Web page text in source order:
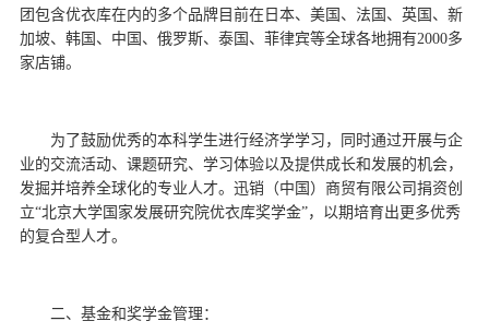
团包含优衣库在内的多个品牌目前在日本、美国、法国、英国、新
加坡、韩国、中国、俄罗斯、泰国、菲律宾等全球各地拥有2000多
家店铺。
为了鼓励优秀的本科学生进行经济学学习，同时通过开展与企
业的交流活动、课题研究、学习体验以及提供成长和发展的机会，
发掘并培养全球化的专业人才。迅销（中国）商贸有限公司捐资创
立“北京大学国家发展研究院优衣库奖学金”，以期培育出更多优秀
的复合型人才。
二、基金和奖学金管理：